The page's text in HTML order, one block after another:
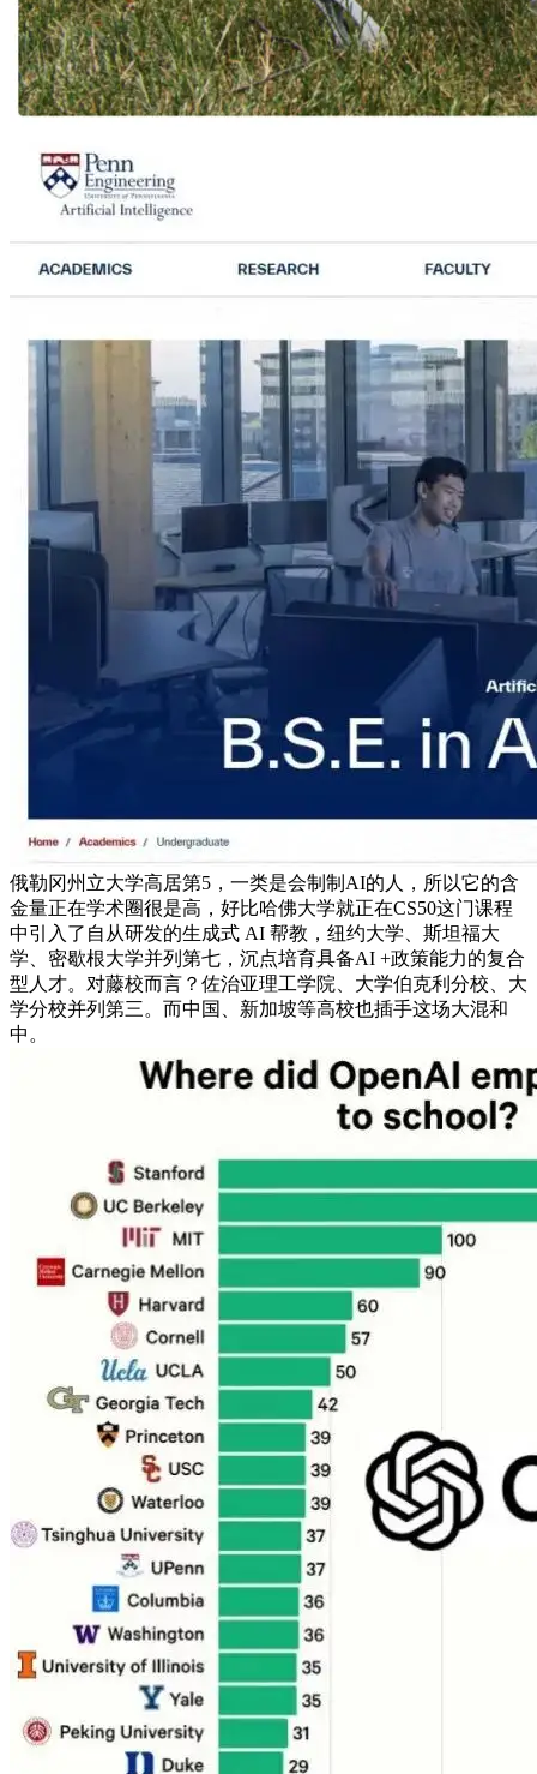
俄勒冈州立大学高居第5，一类是会制制AI的人，所以它的含
金量正在学术圈很是高，好比哈佛大学就正在CS50这门课程
中引入了自从研发的生成式 AI 帮教，纽约大学、斯坦福大
学、密歇根大学并列第七，沉点培育具备AI +政策能力的复合
型人才。对藤校而言？佐治亚理工学院、大学伯克利分校、大
学分校并列第三。而中国、新加坡等高校也插手这场大混和
中。